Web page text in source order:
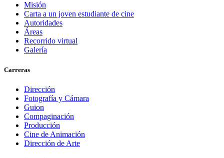
Misión
Carta a un joven estudiante de cine
Autoridades
Áreas
Recorrido virtual
Galería
Carreras
Dirección
Fotografía y Cámara
Guion
Compaginación
Producción
Cine de Animación
Dirección de Arte